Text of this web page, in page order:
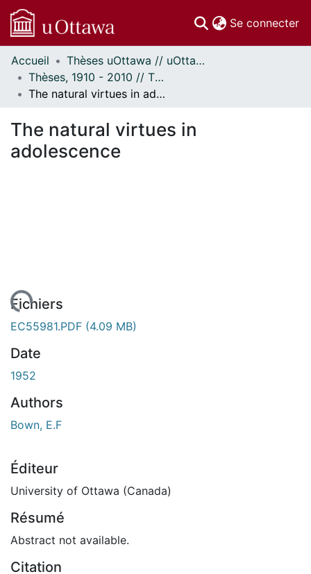
Se connecter
Communautés
et collections
Parcourir
À propos
Accueil
Thèses uOttawa // uOttawa Theses
Thèses, 1910 - 2010 // Theses, 1910 - 2010
The natural virtues in adolescence
The natural virtues in
adolescence
En cours de chargement...
Fichiers
EC55981.PDF (4.09 MB)
Date
1952
Authors
Bown, E.F
Éditeur
University of Ottawa (Canada)
Résumé
Abstract not available.
Citation